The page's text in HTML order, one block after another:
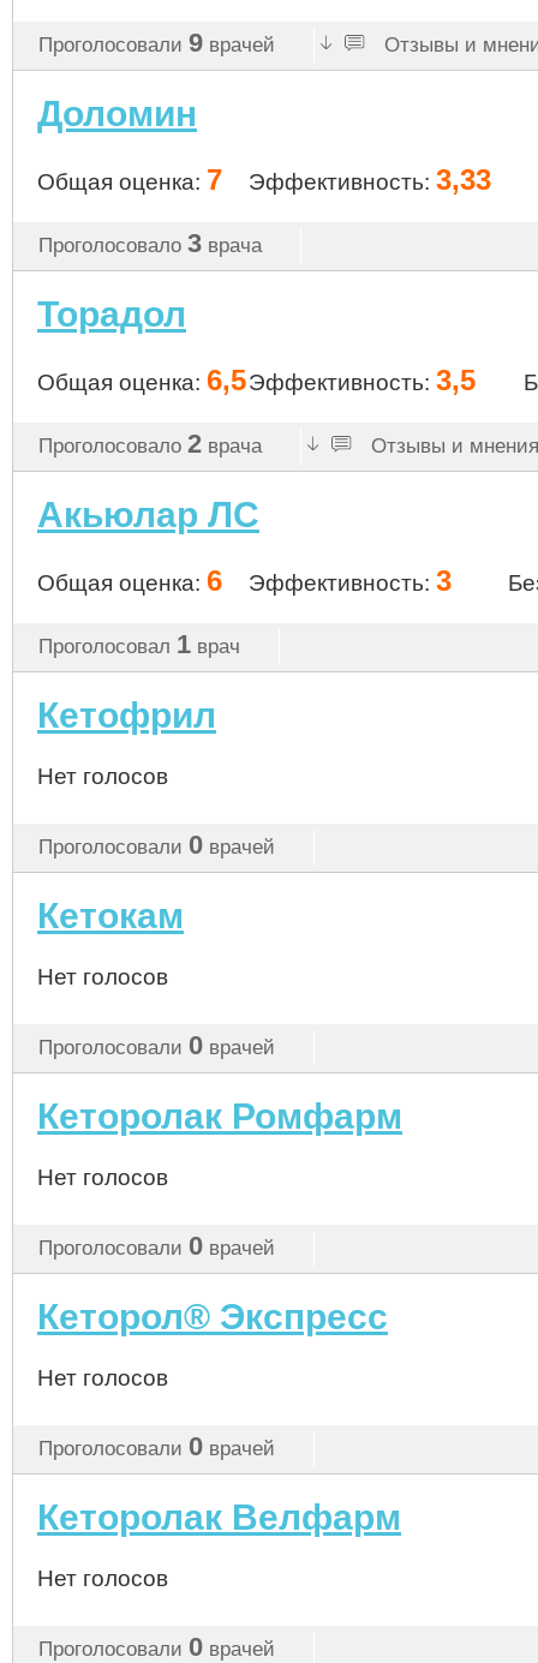
Проголосовали 9 врачей Отзывы и
Доломин
Общая оценка: 7 Эффективность: 3,33
Проголосовало 3 врача
Торадол
Общая оценка: 6,5Эффективность: 3,5
Проголосовало 2 врача Отзывы и
Акьюлар ЛС
Общая оценка: 6 Эффективность: 3
Проголосовал 1 врач
Кетофрил
Нет голосов
Проголосовали 0 врачей
Кетокам
Нет голосов
Проголосовали 0 врачей
Кеторолак Ромфарм
Нет голосов
Проголосовали 0 врачей
Кеторол® Экспресс
Нет голосов
Проголосовали 0 врачей
Кеторолак Велфарм
Нет голосов
Проголосовали 0 врачей